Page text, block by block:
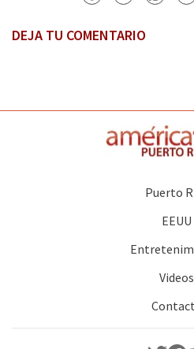
DEJA TU COMENTARIO
Puerto
EEUU
Videos